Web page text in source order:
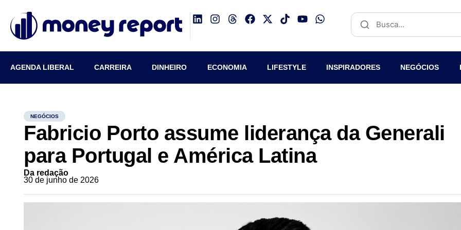
AGENDA LIBERAL CARREIRA DINHEIRO ECONOMIA LIFESTYLE INSPIRADORES NEGÓCIOS
NEGÓCIOS
Fabricio Porto assume liderança da Generali
para Portugal e América Latina
Da redação
30 de junho de 2026